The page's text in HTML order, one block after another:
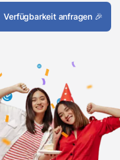
Verfügbarkeit anfragen 🎉